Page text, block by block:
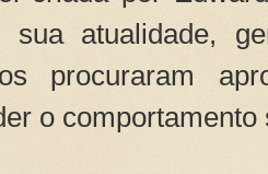
sua atualidade,
procuraram
o comportamento